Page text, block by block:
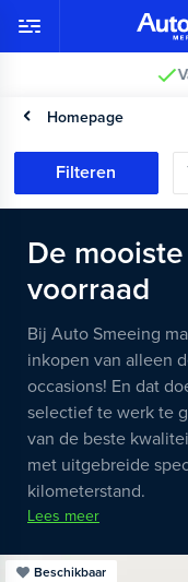
Homepage
Filteren
De
voorraad
Bij Auto Smeeing
inkopen van alleen
occasions! En dat
selectief te werk te
van de beste
met uitgebreide
kilometerstand.
Lees meer
Beschikbaar